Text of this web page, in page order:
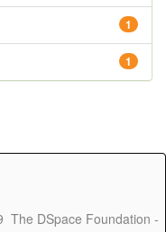
1
1
The DSpace Foundation -